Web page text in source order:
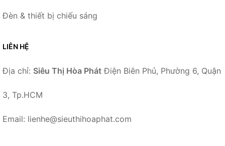
Đèn & thiết bị chiếu sáng
LIÊN HỆ
Địa chỉ: Siêu Thị Hòa Phát Điện Biên Phủ, Phường 6, Quận
3, Tp.HCM
Email: lienhe@sieuthihoaphat.com